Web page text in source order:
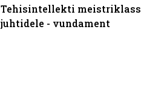
Tehisintellekti meistriklass
juhtidele - vundament